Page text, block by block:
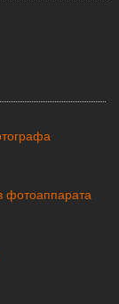
фотоаппарата